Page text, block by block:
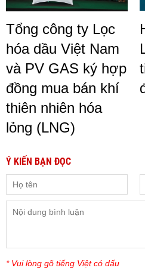
Tổng công ty Lọc
hóa dầu Việt Nam
và PV GAS ký hợp
đồng mua bán khí
thiên nhiên hóa
lỏng (LNG)
Ý KIẾN BẠN ĐỌC
* Vui lòng gõ tiếng Việt có dấu